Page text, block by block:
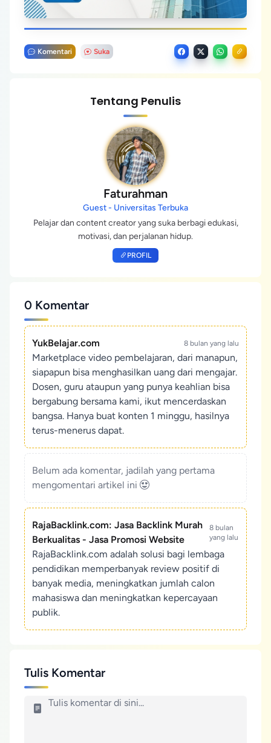
Komentari Suka
Tentang Penulis
Faturahman
Guest - Universitas Terbuka
Pelajar dan content creator yang suka berbagi edukasi,
motivasi, dan perjalanan hidup.
PROFIL
0 Komentar
YukBelajar.com 8 bulan yang lalu
Marketplace video pembelajaran, dari manapun,
siapapun bisa menghasilkan uang dari mengajar.
Dosen, guru ataupun yang punya keahlian bisa
bergabung bersama kami, ikut mencerdaskan
bangsa. Hanya buat konten 1 minggu, hasilnya
terus-menerus dapat.
Belum ada komentar, jadilah yang pertama
mengomentari artikel ini
RajaBacklink.com: Jasa Backlink Murah
Berkualitas - Jasa Promosi Website
8 bulan
yang lalu
RajaBacklink.com adalah solusi bagi lembaga
pendidikan memperbanyak review positif di
banyak media, meningkatkan jumlah calon
mahasiswa dan meningkatkan kepercayaan
publik.
Tulis Komentar